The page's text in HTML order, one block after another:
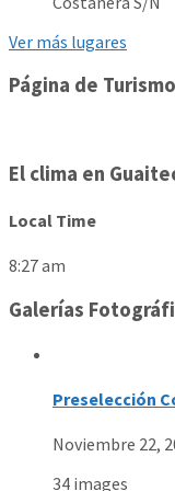
Ver más lugares
Página de Turismo
El clima en
Local Time
8:27 am
Galerías
Preselección
Noviembre 22,
34 images